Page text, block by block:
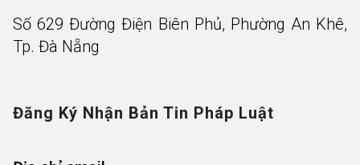
Số 629 Đường Điện Biên Phủ, Phường An Khê,
Tp. Đà Nẵng
Đăng Ký Nhận Bản Tin Pháp Luật